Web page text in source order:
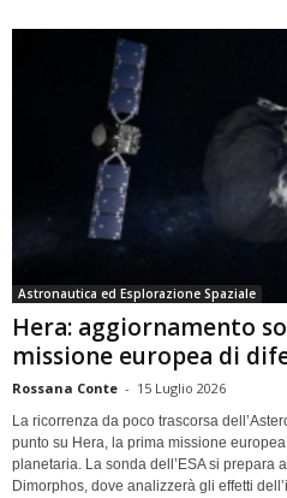
Astronautica ed Esplorazione Spaziale
Hera: aggiornamento
missione europea di
Rossana Conte - 15 Luglio 2026
La ricorrenza da poco trascorsa
punto su Hera, la prima missione
planetaria. La sonda dell’ESA si prepara
Dimorphos, dove analizzerà gli effetti